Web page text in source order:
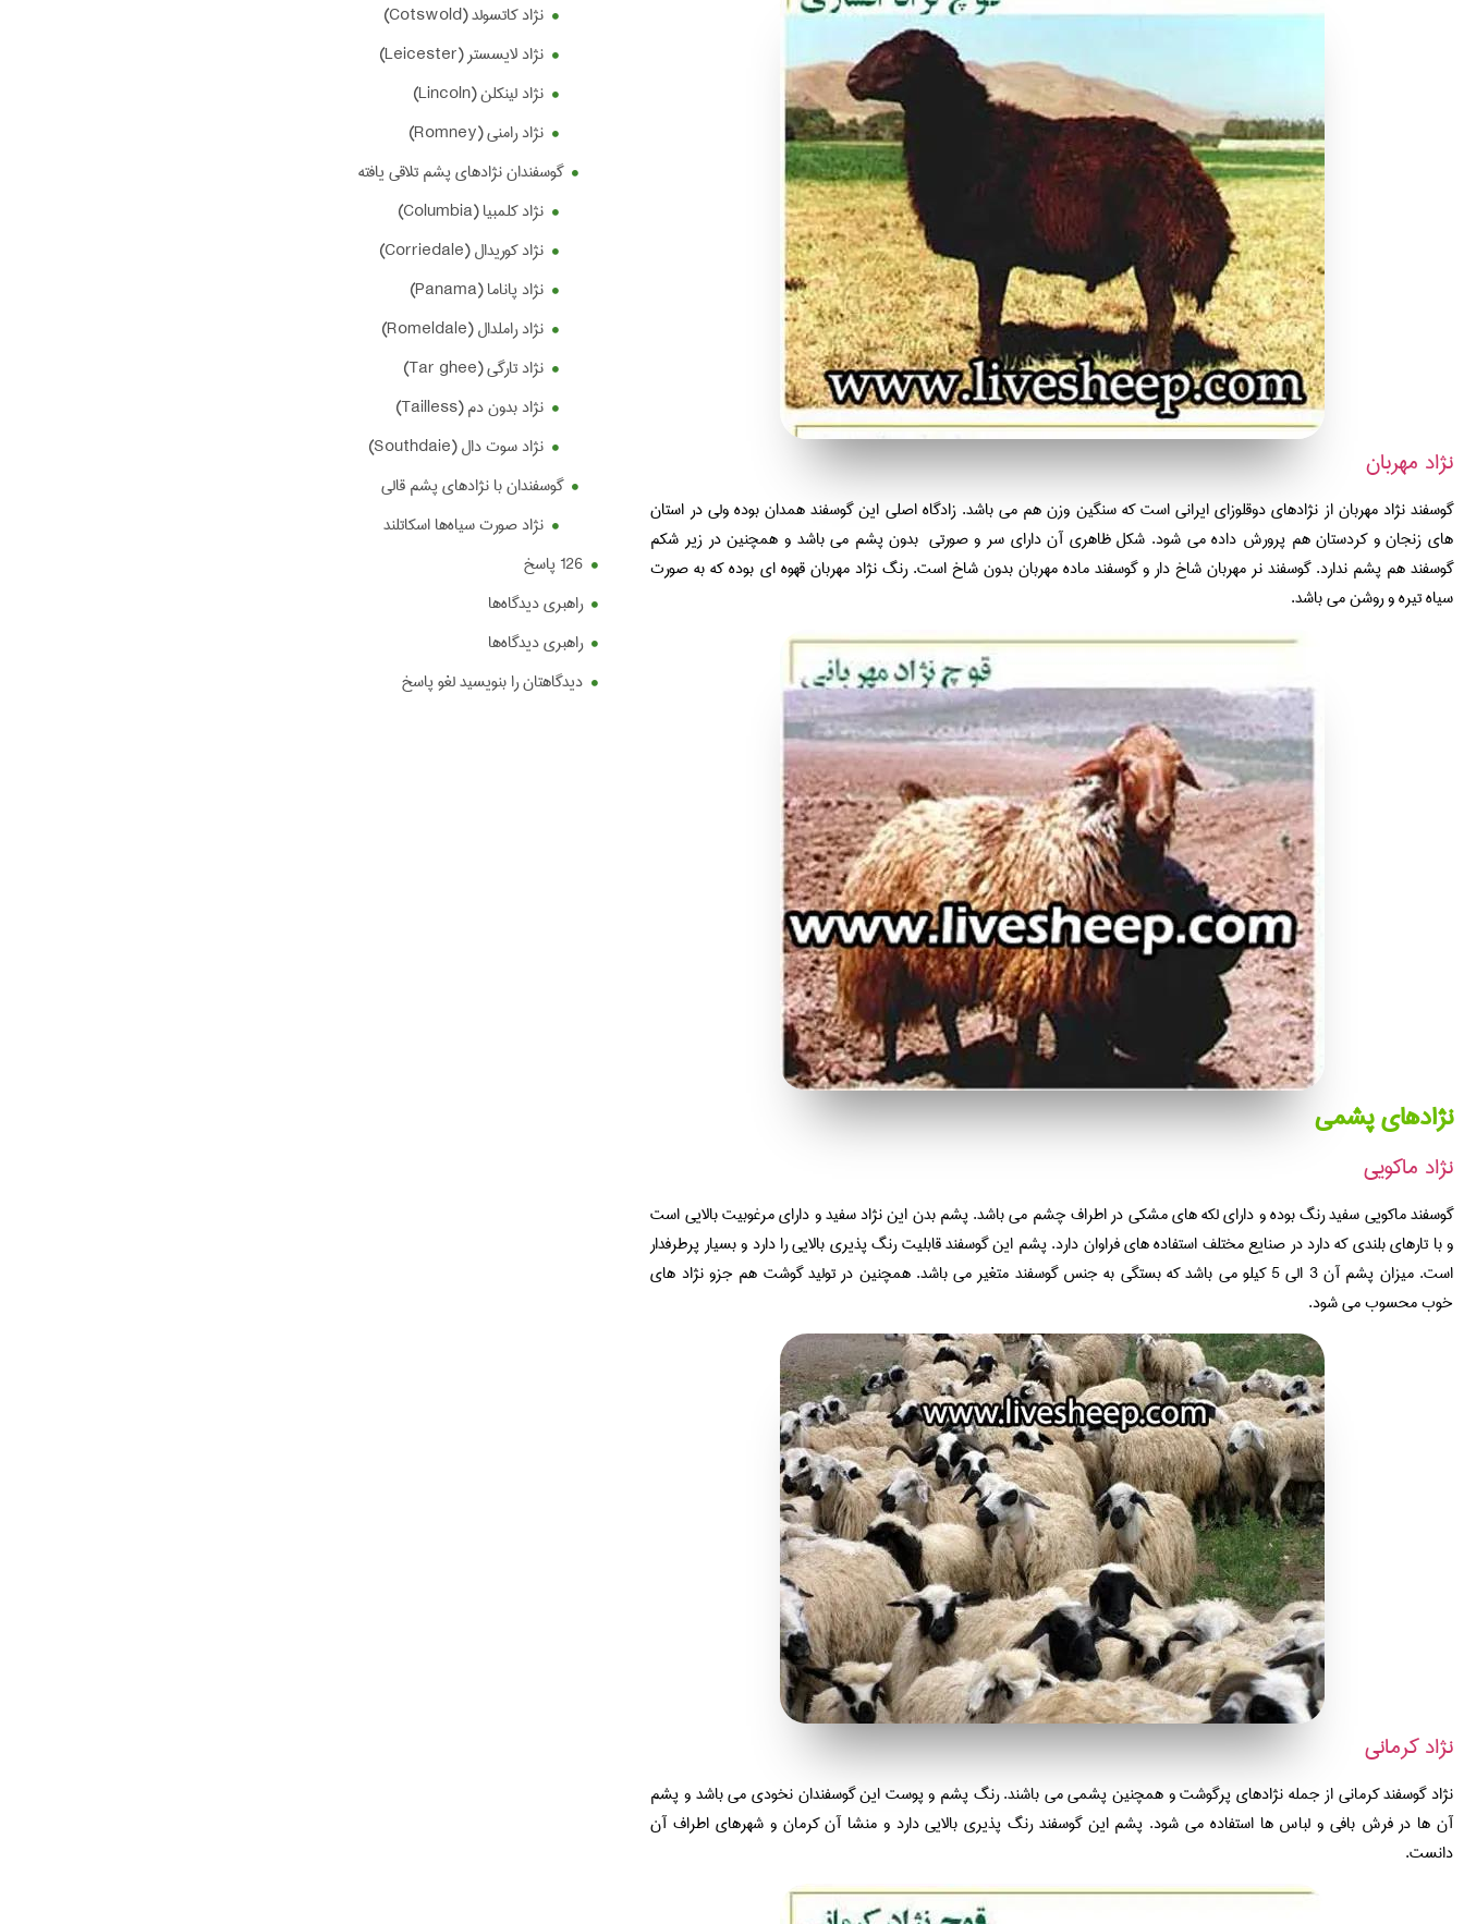
نژاد مهربان
گوسفند نژاد مهربان از نژادهای دوقلوزای ایرانی است که سنگین وزن هم می باشد. زادگاه اصلی این گوسفند همدان بوده ولی در استان
های زنجان و کردستان هم پرورش داده می شود. شکل ظاهری آن دارای سر و صورتی بدون پشم می باشد و همچنین در زیر شکم
گوسفند هم پشم ندارد. گوسفند نر مهربان شاخ دار و گوسفند ماده مهربان بدون شاخ است. رنگ نژاد مهربان قهوه ای بوده که به صورت
سیاه تیره و روشن می باشد.
نژادهای پشمی
نژاد ماکویی
گوسفند ماکویی سفید رنگ بوده و دارای لکه های مشکی در اطراف چشم می باشد. پشم بدن این نژاد سفید و دارای مرغوبیت بالایی است
و با تارهای بلندی که دارد در صنایع مختلف استفاده های فراوان دارد. پشم این گوسفند قابلیت رنگ پذیری بالایی را دارد و بسیار پرطرفدار
است. میزان پشم آن 3 الی 5 کیلو می باشد که بستگی به جنس گوسفند متغیر می باشد. همچنین در تولید گوشت هم جزو نژاد های
خوب محسوب می شود.
نژاد کرمانی
نژاد گوسفند کرمانی از جمله نژادهای پرگوشت و همچنین پشمی می باشند. رنگ پشم و پوست این گوسفندان نخودی می باشد و پشم
آن ها در فرش بافی و لباس ها استفاده می شود. پشم این گوسفند رنگ پذیری بالایی دارد و منشا آن کرمان و شهرهای اطراف آن
دانست.
نژاد کاتسولد (Cotswold)
نژاد لایسستر (Leicester)
نژاد لینکلن (Lincoln)
نژاد رامنی (Romney)
گوسفندان نژادهای پشم تلاقی یافته
نژاد کلمبیا (Columbia)
نژاد کوریدال (Corriedale)
نژاد پاناما (Panama)
نژاد راملدال (Romeldale)
نژاد تارگی (Tar ghee)
نژاد بدون دم (Tailless)
نژاد سوت دال (Southdaie)
گوسفندان با نژادهای پشم قالی
نژاد صورت سیاه‌ها اسکاتلند
126 پاسخ
راهبری دیدگاه‌ها
راهبری دیدگاه‌ها
دیدگاهتان را بنویسید لغو پاسخ